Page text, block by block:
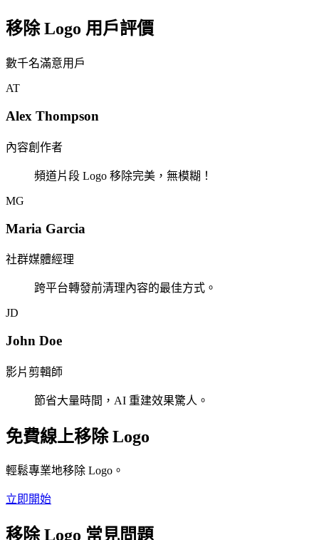
移除 Logo 用戶評價
數千名滿意用戶
AT
Alex Thompson
內容創作者
頻道片段 Logo 移除完美，無模糊！
MG
Maria Garcia
社群媒體經理
跨平台轉發前清理內容的最佳方式。
JD
John Doe
影片剪輯師
節省大量時間，AI 重建效果驚人。
免費線上移除 Logo
輕鬆專業地移除 Logo。
立即開始
移除 Logo 常見問題